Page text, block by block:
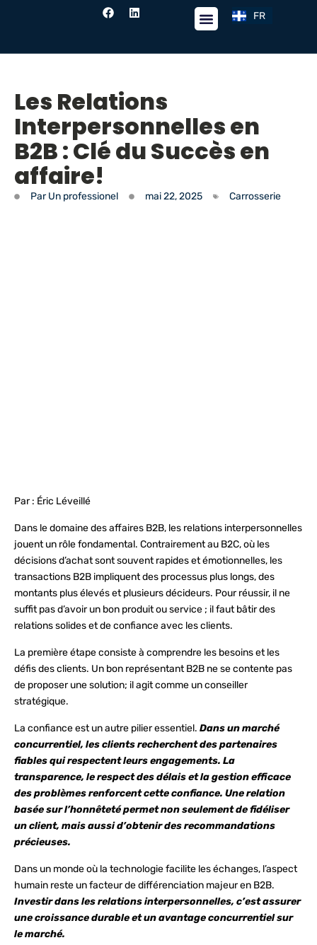
FR
EN
Les Relations
Interpersonnelles en
B2B : Clé du Succès en
affaire!
ParUn professionel mai 22, 2025 Carrosserie
Par : Éric Léveillé
Dans le domaine des affaires B2B, les relations interpersonnelles
jouent un rôle fondamental. Contrairement au B2C, où les
décisions d’achat sont souvent rapides et émotionnelles, les
transactions B2B impliquent des processus plus longs, des
montants plus élevés et plusieurs décideurs. Pour réussir, il ne
suffit pas d’avoir un bon produit ou service ; il faut bâtir des
relations solides et de confiance avec les clients.
La première étape consiste à comprendre les besoins et les
défis des clients. Un bon représentant B2B ne se contente pas
de proposer une solution; il agit comme un conseiller
stratégique.
La confiance est un autre pilier essentiel. Dans un marché
concurrentiel, les clients recherchent des partenaires
fiables qui respectent leurs engagements. La
transparence, le respect des délais et la gestion efficace
des problèmes renforcent cette confiance. Une relation
basée sur l’honnêteté permet non seulement de fidéliser
un client, mais aussi d’obtenir des recommandations
précieuses.
Dans un monde où la technologie facilite les échanges, l’aspect
humain reste un facteur de différenciation majeur en B2B.
Investir dans les relations interpersonnelles, c’est assurer
une croissance durable et un avantage concurrentiel sur
le marché.